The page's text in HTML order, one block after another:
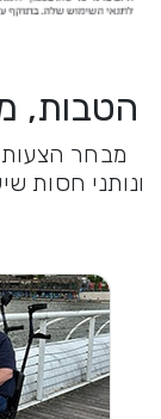
הטבות,
מבחר
ונותני חסות